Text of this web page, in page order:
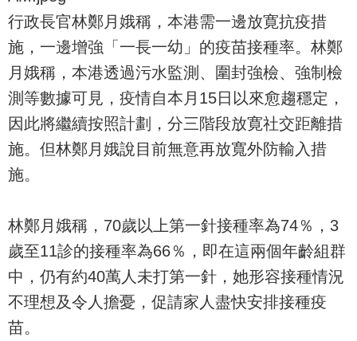
行政長官林鄭月娥稱，本港需一邊放寛抗疫措
施，一邊增強「一長一幼」的疫苗接種率。林鄭
月娥稱，本港透過污水監測、圍封強檢、強制檢
測等數據可見，疫情自本月15日以來愈趨穩定，
因此將繼續按照計劃，分三階段放寛社交距離措
施。但林鄭月娥說目前無意再放寬外防輸入措
施。
林鄭月娥稱，70歲以上第一針接種率為74％，3
歲至11診的接種率為66％，即在這兩個年齡組群
中，仍有約40萬人未打第一針，她形容接種情況
不理想及令人擔憂，促請家人盡快安排接種疫
苗。